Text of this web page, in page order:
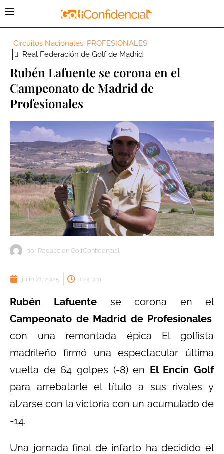
Circuitos Nacionales, PROFESIONALES
Real Federación de Golf de Madrid
Rubén Lafuente se corona en el
Campeonato de Madrid de
Profesionales
por Redacción GolfConfidencial
julio 21, 2025 1:24 pm
Rubén Lafuente se corona en el
Campeonato de Madrid de Profesionales
con una remontada épica El golfista
madrileño firmó una espectacular última
vuelta de 64 golpes (-8) en El Encín Golf
para arrebatarle el título a sus rivales y
alzarse con la victoria con un acumulado de
-14.
Una jornada final de infarto ha decidido el